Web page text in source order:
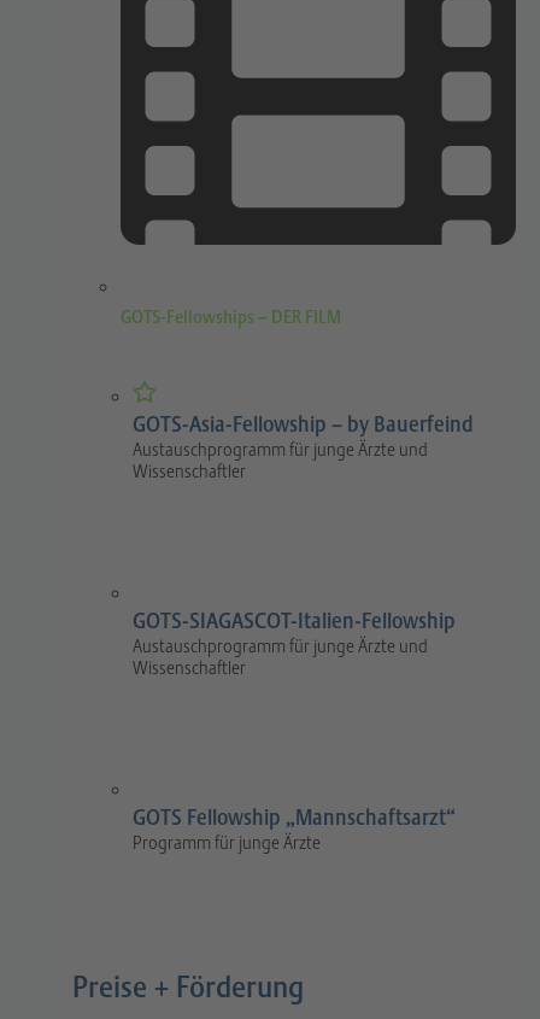
GOTS-Fellowships – DER FILM
GOTS-Asia-Fellowship – by Bauerfeind
Austauschprogramm für junge Ärzte und
Wissenschaftler
GOTS-SIAGASCOT-Italien-Fellowship
Austauschprogramm für junge Ärzte und
Wissenschaftler
GOTS Fellowship „Mannschaftsarzt“
Programm für junge Ärzte
Preise + Förderung